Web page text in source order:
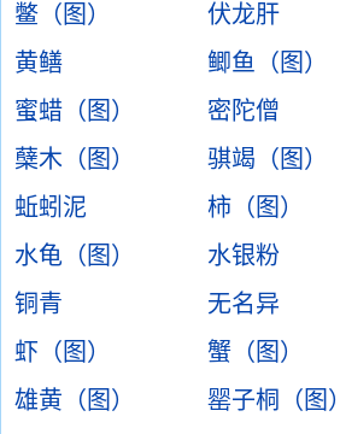
鳖（图）
伏龙肝
黄鳝
鲫鱼（图）
蜜蜡（图）
密陀僧
蘖木（图）
骐竭（图）
蚯蚓泥
柿（图）
水龟（图）
水银粉
铜青
无名异
虾（图）
蟹（图）
雄黄（图）
罂子桐（图）